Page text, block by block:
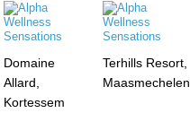
Domaine
Allard,
Kortessem
Terhills Resort,
Maasmechelen